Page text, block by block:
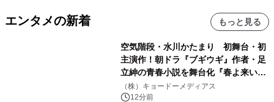
エンタメの新着 もっと見る
空気階段・水川かたまり 初舞台・初
主演作！朝ドラ『ブギウギ』作者・足
立紳の青春小説を舞台化『春よ来い、
マジで来い』キービジュアル解禁！
（株）キョードーメディアス
12分前